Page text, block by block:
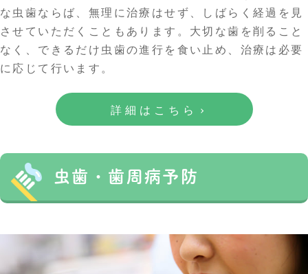
な虫歯ならば、無理に治療はせず、しばらく経過を見
させていただくこともあります。大切な歯を削ること
なく、できるだけ虫歯の進行を食い止め、治療は必要
に応じて行います。
詳細はこちら
虫歯・歯周病予防